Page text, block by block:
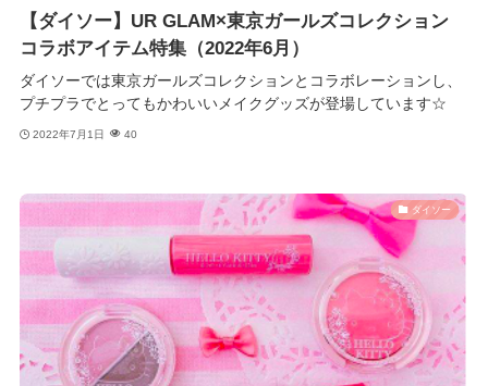
【ダイソー】UR GLAM×東京ガールズコレクション
コラボアイテム特集（2022年6月）
ダイソーでは東京ガールズコレクションとコラボレーションし、
プチプラでとってもかわいいメイクグッズが登場しています☆
2022年7月1日 40
ダイソー